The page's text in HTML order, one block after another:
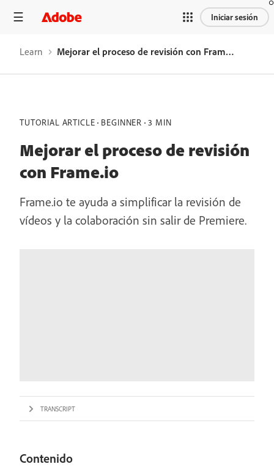
Iniciar sesión
Learn Mejorar el proceso de revisión con Frame.io
TUTORIAL ARTICLE BEGINNER 3 MIN
Mejorar el proceso de revisión
con Frame.io
Frame.io te ayuda a simplificar la revisión de
vídeos y la colaboración sin salir de Premiere.
TRANSCRIPT
Contenido